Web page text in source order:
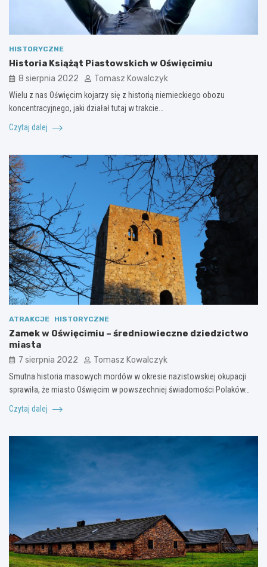
HISTORYCZNE
Historia Książąt Piastowskich w Oświęcimiu
8 sierpnia 2022 Tomasz Kowalczyk
Wielu z nas Oświęcim kojarzy się z historią niemieckiego obozu
koncentracyjnego, jaki działał tutaj w trakcie…
Czytaj dalej
ATRAKCJE HISTORYCZNE
Zamek w Oświęcimiu – średniowieczne dziedzictwo
miasta
7 sierpnia 2022 Tomasz Kowalczyk
Smutna historia masowych mordów w okresie nazistowskiej okupacji
sprawiła, że miasto Oświęcim w powszechniej świadomości Polaków…
Czytaj dalej